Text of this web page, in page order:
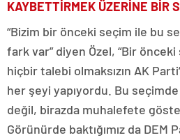
KAYBETTİRMEK ÜZERİNE BİR
“Bizim bir önceki seçim ile bu
fark var” diyen Özel, “Bir
hiçbir talebi olmaksızın AK
her şeyi yapıyordu. Bu
değil, birazda muhalefete
Görünürde baktığımız da DEM